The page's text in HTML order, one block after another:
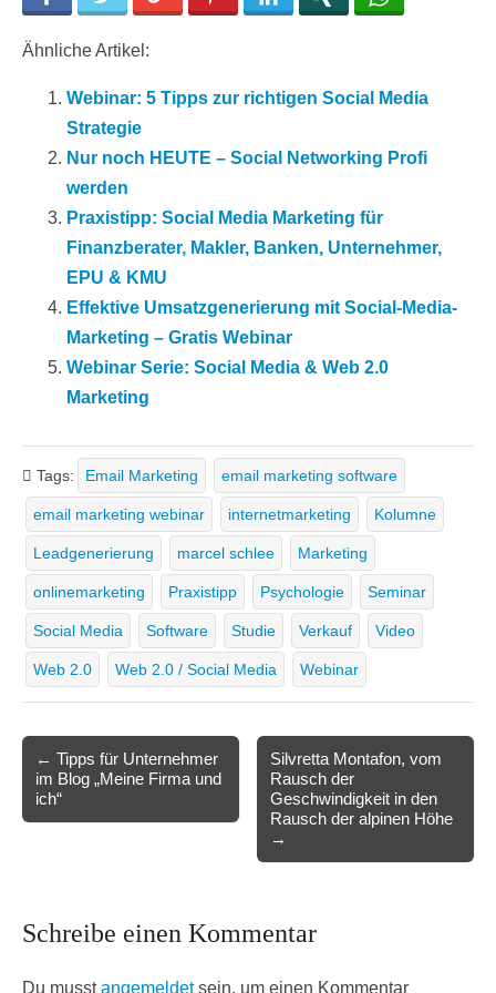
Ähnliche Artikel:
Webinar: 5 Tipps zur richtigen Social Media
Strategie
Nur noch HEUTE – Social Networking Profi
werden
Praxistipp: Social Media Marketing für
Finanzberater, Makler, Banken, Unternehmer,
EPU & KMU
Effektive Umsatzgenerierung mit Social-Media-
Marketing – Gratis Webinar
Webinar Serie: Social Media & Web 2.0
Marketing
Tags: Email Marketing email marketing software
email marketing webinar internetmarketing Kolumne
Leadgenerierung marcel schlee Marketing
onlinemarketing Praxistipp Psychologie Seminar
Social Media Software Studie Verkauf Video
Web 2.0 Web 2.0 / Social Media Webinar
Post
navigation
← Tipps für Unternehmer
im Blog „Meine Firma und
ich“
Silvretta Montafon, vom
Rausch der
Geschwindigkeit in den
Rausch der alpinen Höhe
→
Schreibe einen Kommentar
Du musstangemeldetsein, um einen Kommentar